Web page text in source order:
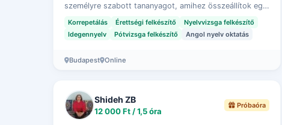
személyre szabott tananyagot, amihez összeállítok egy
tanmenetet és az alapján tudod k…
Korrepetálás Érettségi felkészítő
Nyelvvizsga felkészítő
Idegennyelv
Pótvizsga felkészítő Angol nyelv oktatás
Budapest Online
Shideh ZB
12 000 Ft / 1,5 óra
Próbaóra